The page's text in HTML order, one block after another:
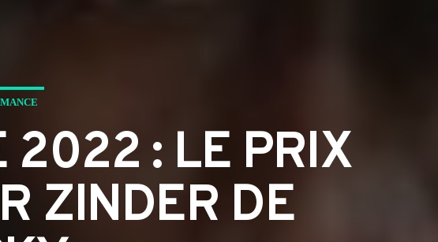
2022 : LE PRIX
ZINDER DE